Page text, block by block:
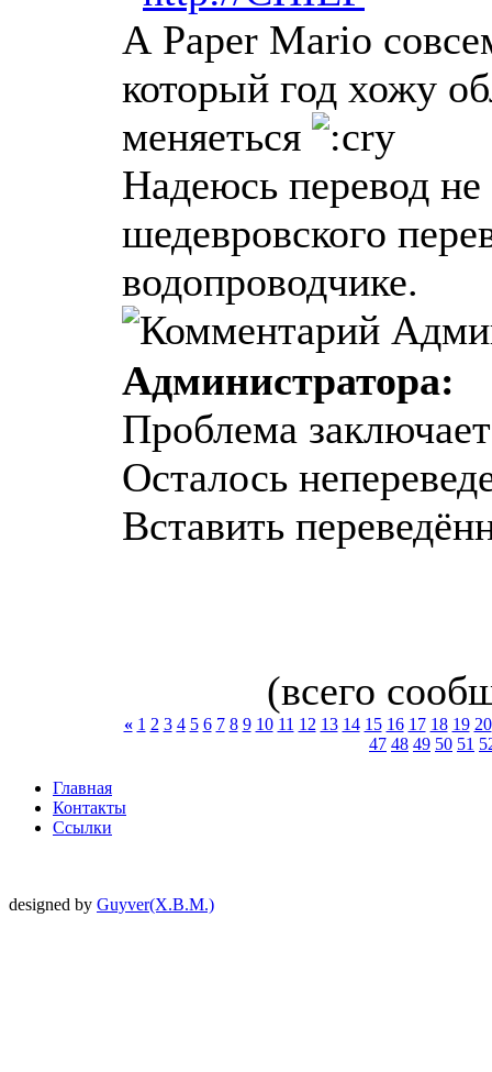
А Paper Mario
который год хожу
меняеться
Надеюсь перевод не
шедевровского
водопроводчике.
Администратора:
Проблема
Осталось
Вставить
(всего
« 1 2 3 4 5 6 7 8 9 10 11 12 13 14 15 16 17 18 19 20
47 48 49 50 51
Главная
Контакты
Ссылки
designed by Guyver(X.B.M.)